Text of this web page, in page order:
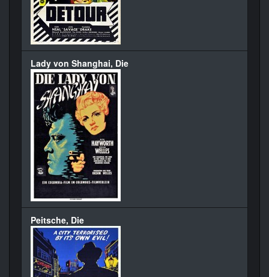
Lady von Shanghai, Die
Peitsche, Die